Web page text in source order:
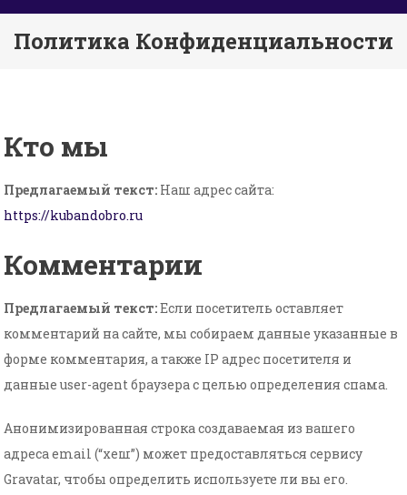
Политика Конфиденциальности
Кто мы
Предлагаемый текст: Наш адрес сайта:
https://kubandobro.ru
Комментарии
Предлагаемый текст:Если посетитель оставляет
комментарий на сайте, мы собираем данные указанные в
форме комментария, а также IP адрес посетителя и
данные user-agent браузера с целью определения спама.
Анонимизированная строка создаваемая из вашего
адреса email (“хеш”) может предоставляться сервису
Gravatar, чтобы определить используете ли вы его.